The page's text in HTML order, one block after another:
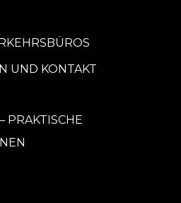
UND KONTAKT
PRAKTISCHE